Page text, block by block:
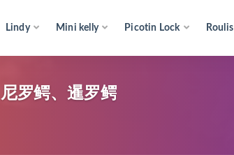
Lindy Mini kelly Picotin Lock Roulis
罗鳄、暹罗鳄